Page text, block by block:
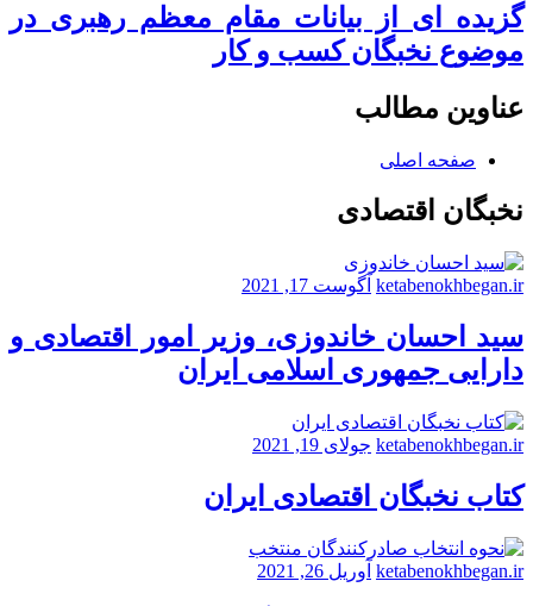
گزیده ای از بیانات مقام معظم رهبری در
موضوع نخبگان کسب و کار
عناوین مطالب
صفحه اصلی
نخبگان اقتصادی
ketabenokhbegan.ir آگوست 17, 2021
سید احسان خاندوزی، وزیر امور اقتصادی و
دارایی جمهوری اسلامی ایران
ketabenokhbegan.ir جولای 19, 2021
کتاب نخبگان اقتصادی ایران
ketabenokhbegan.ir آوریل 26, 2021